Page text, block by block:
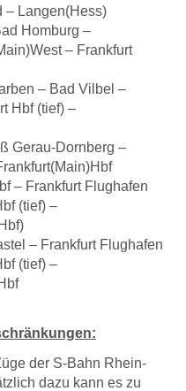
– Langen(Hess)
Homburg –
– Frankfurt
– Bad Vilbel –
Hbf (tief) –
Gerau-Dornberg –
– Frankfurt Flughafen
(tief) –
– Frankfurt Flughafen
(tief) –
der S-Bahn Rhein-
dazu kann es zu